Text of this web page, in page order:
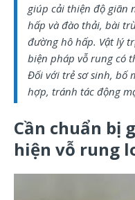
giúp cải thiện độ giãn
hấp và đào thải, bài
đường hô hấp. Vật lý
biện pháp vỗ rung có
Đối với trẻ sơ sinh, bố
hợp, tránh tác động
Cần chuẩn bị
hiện vỗ rung